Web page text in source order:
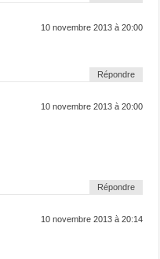
10 novembre 2013 à 20:00
Répondre
10 novembre 2013 à 20:00
Répondre
10 novembre 2013 à 20:14